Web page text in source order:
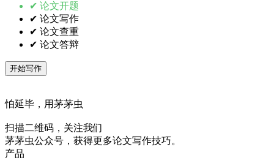
✔ 论文开题
✔ 论文写作
✔ 论文查重
✔ 论文答辩
开始写作
怕延毕，用茅茅虫
扫描二维码，关注我们
茅茅虫公众号，获得更多论文写作技巧。
产品